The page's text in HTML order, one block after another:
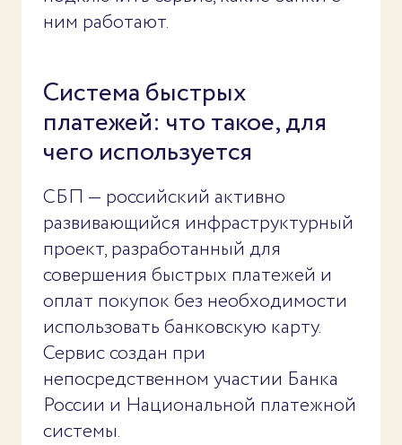
ним работают.
Система быстрых
платежей: что такое, для
чего используется
СБП — российский активно
развивающийся инфраструктурный
проект, разработанный для
совершения быстрых платежей и
оплат покупок без необходимости
использовать банковскую карту.
Сервис создан при
непосредственном участии Банка
России и Национальной платежной
системы.